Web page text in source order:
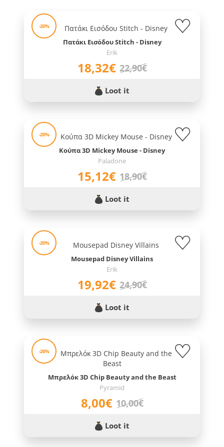
-20%
Πατάκι Εισόδου Stitch - Disney
Erik
18,32€ 22,90€
Loot it
-20%
Κούπα 3D Mickey Mouse - Disney
Paladone
15,12€ 18,90€
Loot it
-20%
Mousepad Disney Villains
Erik
19,92€ 24,90€
Loot it
-20%
Μπρελόκ 3D Chip Beauty and the Beast
Pyramid
8,00€ 10,00€
Loot it